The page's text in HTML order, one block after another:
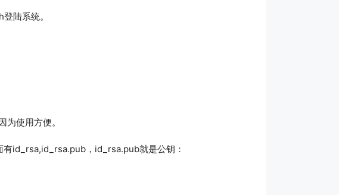
陆系统。
使用方便。
id_rsa,id_rsa.pub，id_rsa.pub就是公钥：